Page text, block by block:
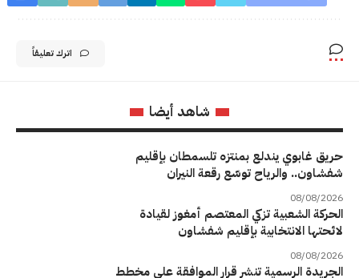
اترك تعليقاً
شاهد أيضا
حريق غابوي يندلع بمنتزه تلسمطان بإقليم
شفشاون.. والرياح توسّع رقعة النيران
08/08/2026
الحركة الشعبية تزكي المعتصم أمغوز لقيادة
لائحتها الانتخابية بإقليم شفشاون
08/08/2026
الجريدة الرسمية تنشر قرار الموافقة على مخطط